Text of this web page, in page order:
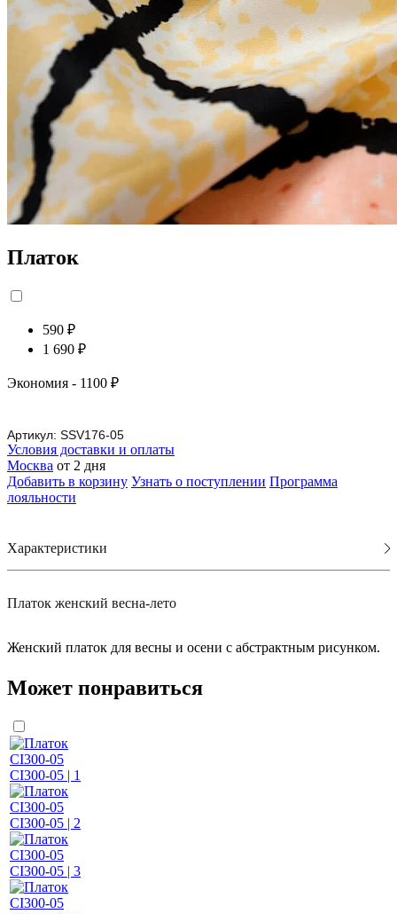
Платок
590 ₽
1 690 ₽
Экономия - 1100 ₽
Артикул: SSV176-05
Условия доставки и оплаты
Москва от 2 дня
Добавить в корзину Узнать о поступлении Программа
лояльности
Характеристики
Платок женский весна-лето
Женский платок для весны и осени с абстрактным рисунком.
Может понравиться